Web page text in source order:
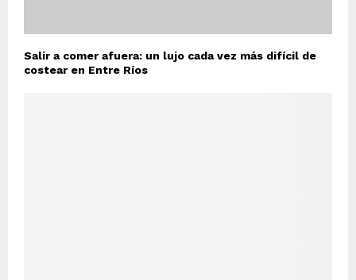
Salir a comer afuera: un lujo cada vez más difícil de
costear en Entre Ríos